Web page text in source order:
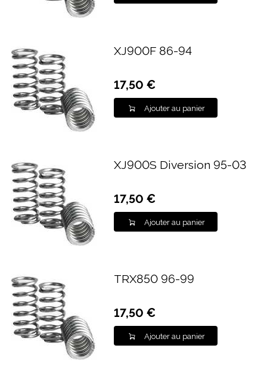
XJ900F 86-94
17,50 €
Ajouter au panier
XJ900S Diversion 95-03
17,50 €
Ajouter au panier
TRX850 96-99
17,50 €
Ajouter au panier